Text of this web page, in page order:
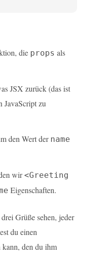
die props als
JSX zurück (das ist
zu
den Wert der name
wir<Greeting
Eigenschaften.
Grüße sehen, jeder
du einen
kann, den du ihm